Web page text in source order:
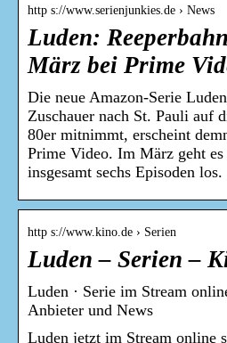
http s://www.serienjunkies.de › News
Luden:
März bei Prime
Die neue Amazon-Serie
Zuschauer nach St. Pauli auf
80er mitnimmt, erscheint
Prime Video. Im März geht
insgesamt sechs Episoden los.
http s://www.kino.de › Serien
Luden – Serien –
Luden · Serie im Stream
Anbieter und News
Luden jetzt im Stream online